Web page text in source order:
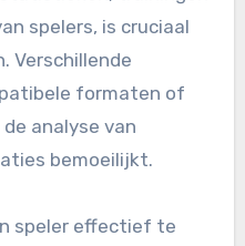
en hersteltijden
spelers, wat hun
Deze
om de
consistent te